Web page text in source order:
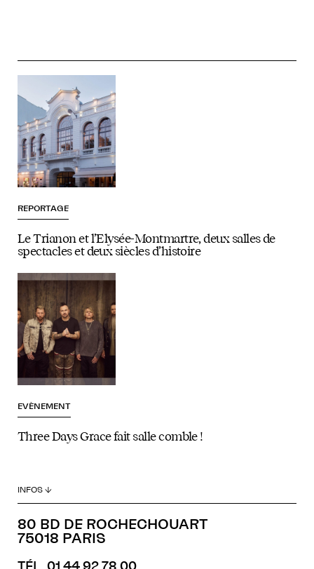
REPORTAGE
Le Trianon et l’Elysée-Montmartre, deux salles de
spectacles et deux siècles d’histoire
EVÈNEMENT
Three Days Grace fait salle comble !
INFOS ↓
80 BD DE ROCHECHOUART
75018 PARIS